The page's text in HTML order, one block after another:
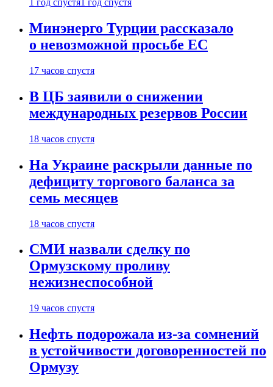
1 год спустя 1 год спустя
Минэнерго Турции рассказало
о невозможной просьбе ЕС
17 часов спустя
В ЦБ заявили о снижении
международных резервов России
18 часов спустя
На Украине раскрыли данные по
дефициту торгового баланса за
семь месяцев
18 часов спустя
СМИ назвали сделку по
Ормузскому проливу
нежизнеспособной
19 часов спустя
Нефть подорожала из-за сомнений
в устойчивости договоренностей по
Ормузу